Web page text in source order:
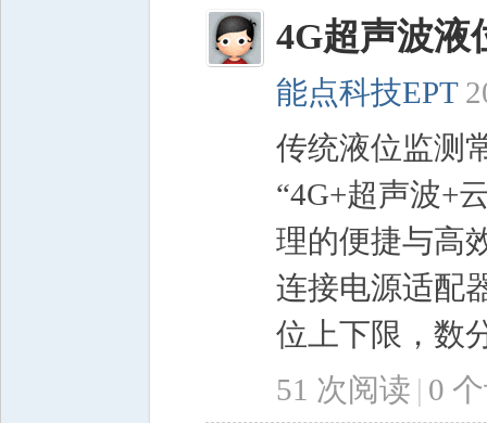
4G超声波液
能点科技EPT
传统液位监测
“4G+超声波+
理的便捷与高
连接电源适配
位上下限，数
51 次阅读 | 0